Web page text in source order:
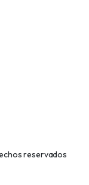
reservados